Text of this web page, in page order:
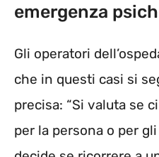
emergenza
Gli operatori
che in questi casi si
precisa: “Si valuta se
per la persona o per